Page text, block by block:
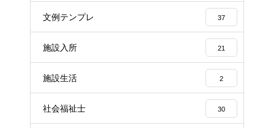
文例テンプレ 37
施設入所 21
施設生活 2
社会福祉士 30